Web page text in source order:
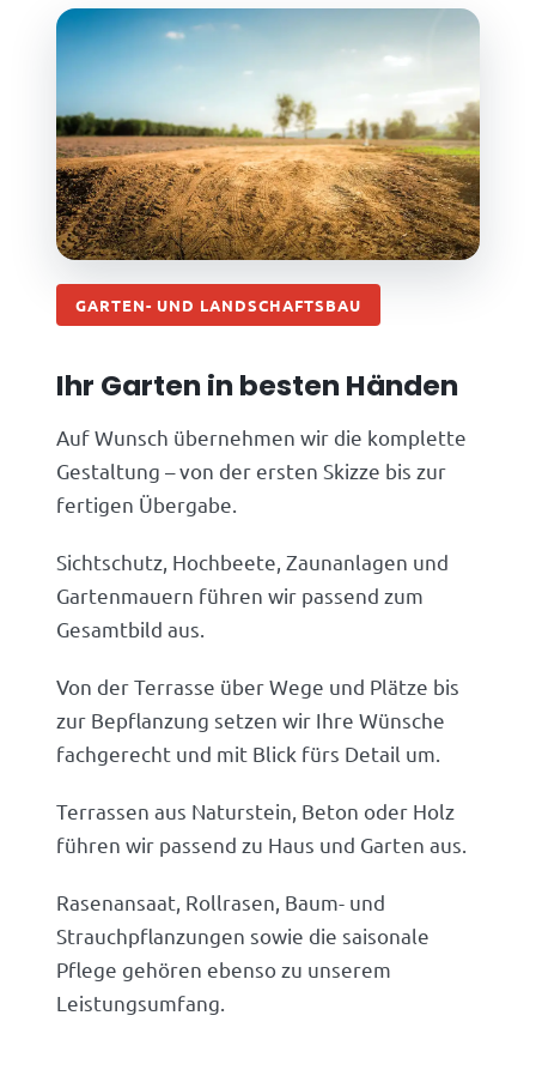
GARTEN- UND LANDSCHAFTSBAU
Ihr Garten in besten Händen
Auf Wunsch übernehmen wir die komplette
Gestaltung – von der ersten Skizze bis zur
fertigen Übergabe.
Sichtschutz, Hochbeete, Zaunanlagen und
Gartenmauern führen wir passend zum
Gesamtbild aus.
Von der Terrasse über Wege und Plätze bis
zur Bepflanzung setzen wir Ihre Wünsche
fachgerecht und mit Blick fürs Detail um.
Terrassen aus Naturstein, Beton oder Holz
führen wir passend zu Haus und Garten aus.
Rasenansaat, Rollrasen, Baum- und
Strauchpflanzungen sowie die saisonale
Pflege gehören ebenso zu unserem
Leistungsumfang.